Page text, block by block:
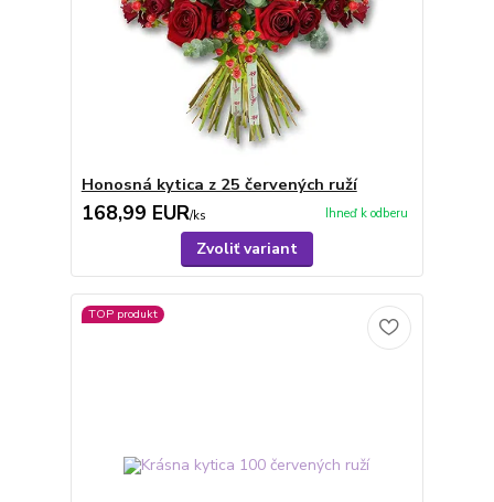
Honosná kytica z 25 červených ruží
168,99 EUR/ks Ihneď k odberu
Zvoliť variant
TOP produkt